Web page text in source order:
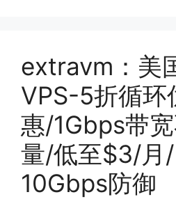
extravm：美
VPS-5折循环
惠/1Gbps带
量/低至$3/月
10Gbps防御